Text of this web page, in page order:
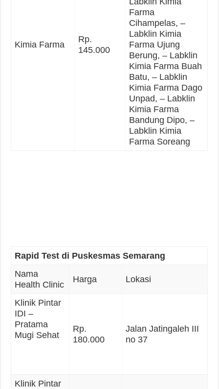
Kimia Farma
Rp.
145.000
Farma
Cihampelas, –
Labklin Kimia
Farma Ujung
Berung, – Labklin
Kimia Farma Buah
Batu, – Labklin
Kimia Farma Dago
Unpad, – Labklin
Kimia Farma
Bandung Dipo, –
Labklin Kimia
Farma Soreang
Rapid Test di Puskesmas Semarang
Nama
Health Clinic
Harga Lokasi
Klinik Pintar
IDI –
Pratama
Mugi Sehat
Rp.
180.000
Jalan Jatingaleh III
no 37
Klinik Pintar